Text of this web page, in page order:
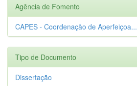
Agência de Fomento
CAPES - Coordenação de Aperfeiçoa...
Tipo de Documento
Dissertação